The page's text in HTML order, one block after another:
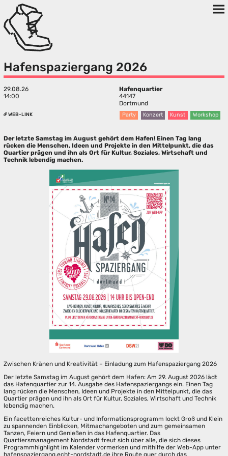
Hafenspaziergang 2026
29.08.26
14:00
Hafenquartier
44147
Dortmund
WEB-LINK Party Konzert Kunst Workshop
Der letzte Samstag im August gehört dem Hafen! Einen Tag lang
rücken die Menschen, Ideen und Projekte in den Mittelpunkt, die das
Quartier prägen und ihn als Ort für Kultur, Soziales, Wirtschaft und
Technik lebendig machen.
Zwischen Kränen und Kreativität – Einladung zum Hafenspaziergang 2026
Der letzte Samstag im August gehört dem Hafen: Am 29. August 2026 lädt
das Hafenquartier zur 14. Ausgabe des Hafenspaziergangs ein. Einen Tag
lang rücken die Menschen, Ideen und Projekte in den Mittelpunkt, die das
Quartier prägen und ihn als Ort für Kultur, Soziales, Wirtschaft und Technik
lebendig machen.
Ein facettenreiches Kultur- und Informationsprogramm lockt Groß und Klein
zu spannenden Einblicken, Mitmachangeboten und zum gemeinsamen
Tanzen, Feiern und Genießen in das Hafenquartier. Das
Quartiersmanagement Nordstadt freut sich über alle, die sich dieses
Programmhighlight im Kalender vormerken und mithilfe der Web-App unter
hafenspaziergang.echt-nordstadt.de ihre Route quer durch das